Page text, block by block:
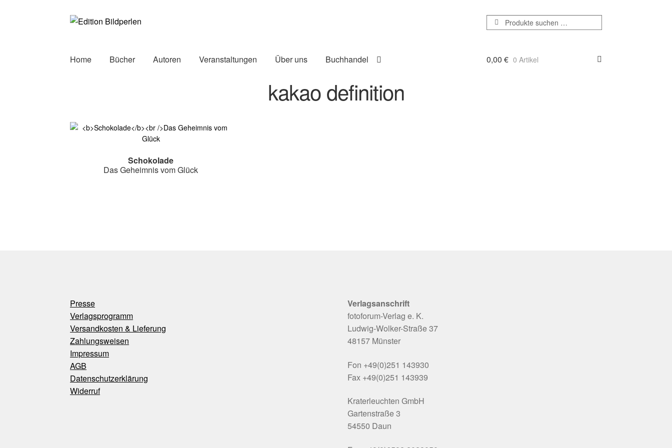
Zur
Zum
Suchen
nach:
Suchen
Home Bücher Autoren Veranstaltungen Über uns Buchhandel 0,00 € 0 Artikel
kakao definition
Schokolade
Das Geheimnis vom Glück
Presse
Verlagsprogramm
Versandkosten & Lieferung
Zahlungsweisen
Impressum
AGB
Datenschutzerklärung
Widerruf
Verlagsanschrift
fotoforum-Verlag e. K.
Ludwig-Wolker-Straße 37
48157 Münster
Fon +49(0)251 143930
Fax +49(0)251 143939
Kraterleuchten GmbH
Gartenstraße 3
54550 Daun